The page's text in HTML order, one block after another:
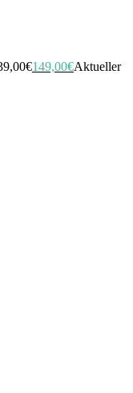
149,00€Aktueller